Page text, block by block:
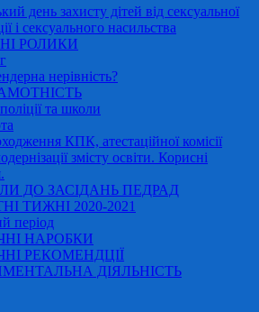
день захисту дітей від сексуальної
і сексуального насильства
РОЛИКИ
нерівність?
та школи
КПК, атестаційної комісії
змісту освіти. Корисні
ДО ЗАСІДАНЬ ПЕДРАД
ТИЖНІ 2020-2021
період
НАРОБКИ
РЕКОМЕНДЦІЇ
ДІЯЛЬНІСТЬ